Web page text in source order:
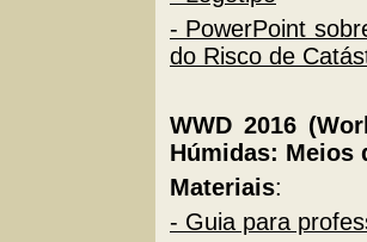
- PowerPoint
do Risco de
WWD 2016
Húmidas: Meios
Materiais:
- Guia para